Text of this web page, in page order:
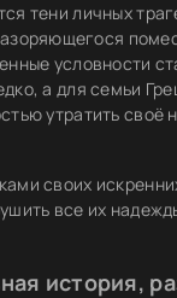
тени личных
условности
а для семьи
утратить своё
своих
все их
история,